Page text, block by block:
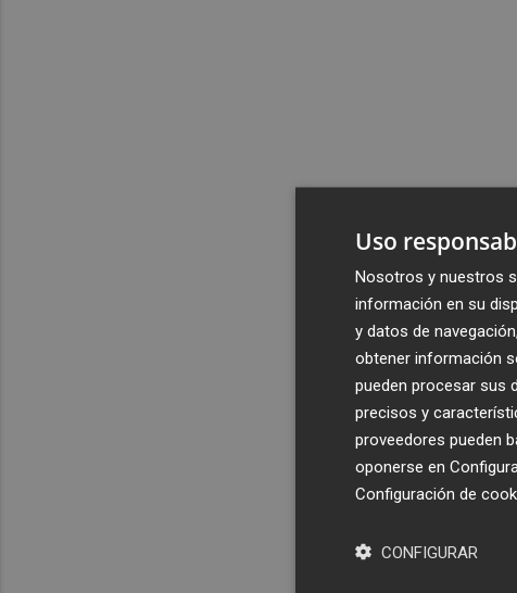
Uso
Nosotros y nuestros
información en su
y datos de
obtener información
pueden procesar sus
precisos y
proveedores pueden
oponerse en
Configuración de
CONFIGURAR